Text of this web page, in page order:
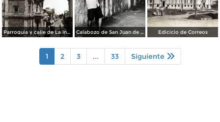
Parroquia y calle de La Independencia. Calabozo de San Juan de Ulua. Edicicio de Correos
1 2 3 ... 33 Siguiente